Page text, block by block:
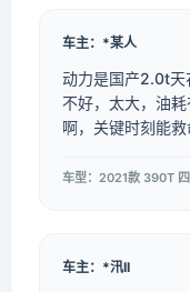
车主：*某人
动力是国产2.0t天
不好，太大，油
啊，关键时刻能
车型：2021款 390T
车主：*汛II